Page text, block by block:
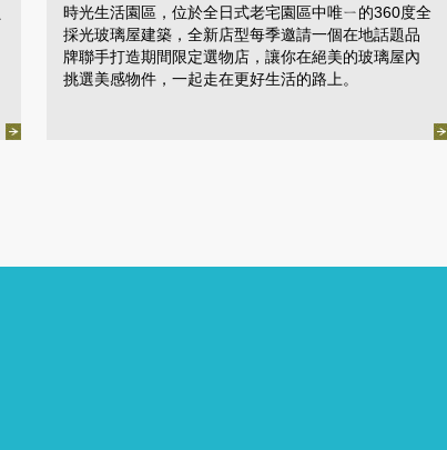
時光生活園區，位於全日式老宅園區中唯ㄧ的360度全
採光玻璃屋建築，全新店型每季邀請一個在地話題品
牌聯手打造期間限定選物店，讓你在絕美的玻璃屋內
挑選美感物件，一起走在更好生活的路上。